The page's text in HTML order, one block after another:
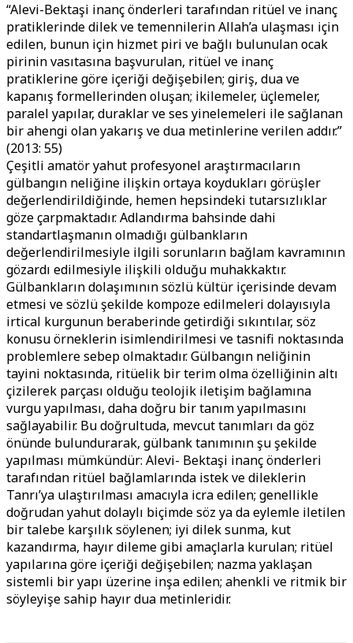
“Alevi-Bektaşi inanç önderleri tarafından ritüel ve inanç
pratiklerinde dilek ve temennilerin Allah’a ulaşması için
edilen, bunun için hizmet piri ve bağlı bulunulan ocak
pirinin vasıtasına başvurulan, ritüel ve inanç
pratiklerine göre içeriği değişebilen; giriş, dua ve
kapanış formellerinden oluşan; ikilemeler, üçlemeler,
paralel yapılar, duraklar ve ses yinelemeleri ile sağlanan
bir ahengi olan yakarış ve dua metinlerine verilen addır.”
(2013: 55)
Çeşitli amatör yahut profesyonel araştırmacıların
gülbangın neliğine ilişkin ortaya koydukları görüşler
değerlendirildiğinde, hemen hepsindeki tutarsızlıklar
göze çarpmaktadır. Adlandırma bahsinde dahi
standartlaşmanın olmadığı gülbankların
değerlendirilmesiyle ilgili sorunların bağlam kavramının
gözardı edilmesiyle ilişkili olduğu muhakkaktır.
Gülbankların dolaşımının sözlü kültür içerisinde devam
etmesi ve sözlü şekilde kompoze edilmeleri dolayısıyla
irtical kurgunun beraberinde getirdiği sıkıntılar, söz
konusu örneklerin isimlendirilmesi ve tasnifi noktasında
problemlere sebep olmaktadır. Gülbangın neliğinin
tayini noktasında, ritüelik bir terim olma özelliğinin altı
çizilerek parçası olduğu teolojik iletişim bağlamına
vurgu yapılması, daha doğru bir tanım yapılmasını
sağlayabilir. Bu doğrultuda, mevcut tanımları da göz
önünde bulundurarak, gülbank tanımının şu şekilde
yapılması mümkündür: Alevi- Bektaşi inanç önderleri
tarafından ritüel bağlamlarında istek ve dileklerin
Tanrı’ya ulaştırılması amacıyla icra edilen; genellikle
doğrudan yahut dolaylı biçimde söz ya da eylemle iletilen
bir talebe karşılık söylenen; iyi dilek sunma, kut
kazandırma, hayır dileme gibi amaçlarla kurulan; ritüel
yapılarına göre içeriği değişebilen; nazma yaklaşan
sistemli bir yapı üzerine inşa edilen; ahenkli ve ritmik bir
söyleyişe sahip hayır dua metinleridir.